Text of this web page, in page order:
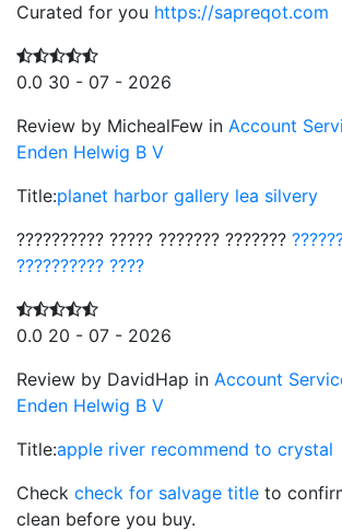
Curated for you https://sapreqot.com
0.0 30 - 07 - 2026
Review by MichealFew in Account
Enden Helwig B V
Title:planet harbor gallery lea silvery
?????????? ????? ??????? ???????
?????????? ????
0.0 20 - 07 - 2026
Review by DavidHap in Account
Enden Helwig B V
Title:apple river recommend to crystal
Check check for salvage title to
clean before you buy.